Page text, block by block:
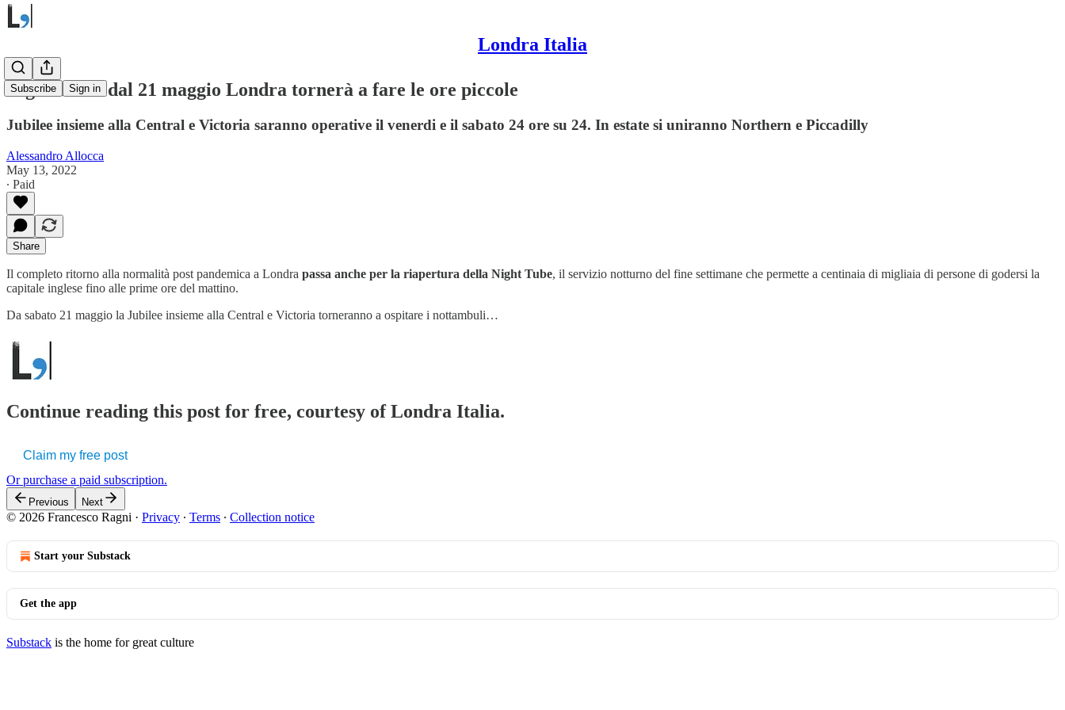
Londra Italia
Subscribe Sign in
Night Tube: dal 21 maggio Londra tornerà a fare le ore piccole
Jubilee insieme alla Central e Victoria saranno operative il venerdi e il sabato 24 ore su 24. In estate si uniranno Northern e Piccadilly
Alessandro Allocca
May 13, 2022
∙ Paid
Share
Il completo ritorno alla normalità post pandemica a Londra passa anche per la riapertura della Night Tube, il servizio notturno del fine settimane che permette a centinaia di migliaia di persone di godersi la
capitale inglese fino alle prime ore del mattino.
Da sabato 21 maggio la Jubilee insieme alla Central e Victoria torneranno a ospitare i nottambuli…
Continue reading this post for free, courtesy of Londra Italia.
Claim my free post
Or purchase a paid subscription.
Previous Next
© 2026 Francesco Ragni · Privacy ∙ Terms ∙ Collection notice
Start your Substack
Get the app
Substack is the home for great culture